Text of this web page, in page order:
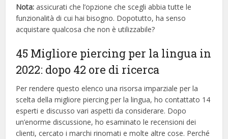
Nota: assicurati che l’opzione che scegli abbia tutte le
funzionalità di cui hai bisogno. Dopotutto, ha senso
acquistare qualcosa che non è utilizzabile?
45 Migliore piercing per la lingua in
2022: dopo 42 ore di ricerca
Per rendere questo elenco una risorsa imparziale per la
scelta della migliore piercing per la lingua, ​​ho contattato 14
esperti e discusso vari aspetti da considerare. Dopo
un’enorme discussione, ho esaminato le recensioni dei
clienti, cercato i marchi rinomati e molte altre cose. Perché